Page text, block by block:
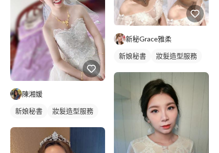
陳湘媛
新娘秘書 妝髮造型服務
新秘Grace雅柔
新娘秘書 妝髮造型服務